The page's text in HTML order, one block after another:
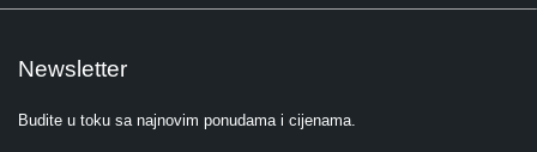
Newsletter
Budite u toku sa najnovim ponudama i cijenama.